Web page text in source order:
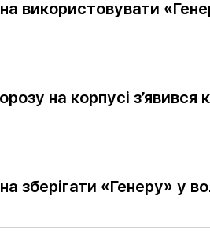
використовувати
на корпусі
зберігати «Генеру» у